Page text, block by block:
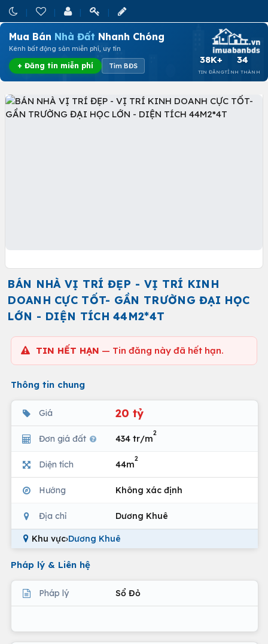
Mua Bán Nhà Đất Nhanh Chóng
Kênh bất động sản miễn phí, uy tín
+ Đăng tin miễn phí Tìm BĐS
38K+
TIN ĐĂNG
34
TỈNH THÀNH
BÁN NHÀ VỊ TRÍ ĐẸP - VỊ TRÍ KINH
DOANH CỰC TỐT- GẦN TRƯỜNG ĐẠI HỌC
LỚN - DIỆN TÍCH 44M2*4T
TIN HẾT HẠN — Tin đăng này đã hết hạn.
Thông tin chung
Giá 20 tỷ
Đơn giá đất 434 tr/m
2
Diện tích 44m
2
Hướng Không xác định
Địa chỉ Dương Khuê
Khu vực›Dương Khuê
Pháp lý & Liên hệ
Pháp lý Sổ Đỏ